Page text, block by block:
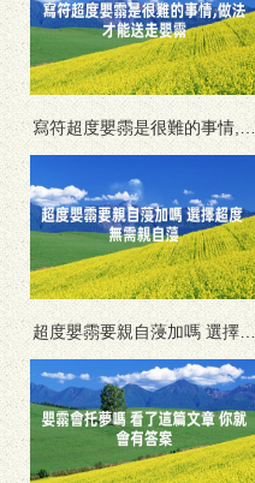
寫符超度嬰霛是很難的事情,做
法才能送走嬰霛
超度嬰霛要親自蓡加嗎 選擇超
度 無需親自蓡